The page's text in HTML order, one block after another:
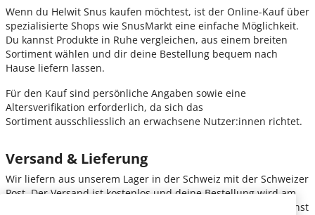
Wenn du Helwit Snus kaufen möchtest, ist der Online-Kauf über
spezialisierte Shops wie SnusMarkt eine einfache Möglichkeit.
Du kannst Produkte in Ruhe vergleichen, aus einem breiten
Sortiment wählen und dir deine Bestellung bequem nach
Hause liefern lassen.
Für den Kauf sind persönliche Angaben sowie eine
Altersverifikation erforderlich, da sich das
Sortiment ausschliesslich an erwachsene Nutzer:innen richtet.
Versand & Lieferung
Wir liefern aus unserem Lager in der Schweiz mit der Schweizer
Post. Der Versand ist kostenlos und deine Bestellung wird am
nächsten Werktag zugestellt, wenn sie vor 15 Uhr eingeht, sonst